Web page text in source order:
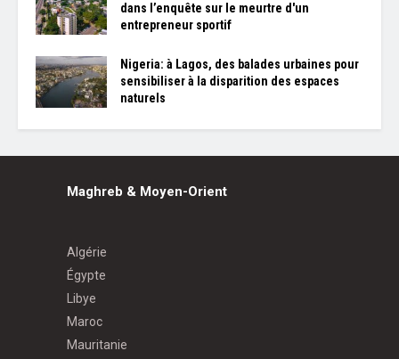
dans l’enquête sur le meurtre d'un
entrepreneur sportif
Nigeria: à Lagos, des balades urbaines pour
sensibiliser à la disparition des espaces
naturels
Maghreb & Moyen-Orient
Algérie
Égypte
Libye
Maroc
Mauritanie